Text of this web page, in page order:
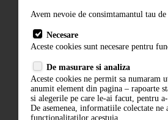
Avem nevoie de consimtamantul tau
Necesare
Aceste cookies sunt necesare pentru
De masurare si analiza
Aceste cookies ne permit sa numaram
anumit element din pagina – rapoarte
si alegerile pe care le-ai facut, pentru
De asemenea, informatiile colectate
functionalitatilor acestuia.